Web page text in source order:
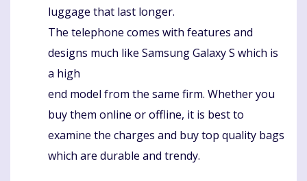
luggage that last longer.
The telephone comes with features and
designs much like Samsung Galaxy S which is
a high
end model from the same firm. Whether you
buy them online or offline, it is best to
examine the charges and buy top quality bags
which are durable and trendy.